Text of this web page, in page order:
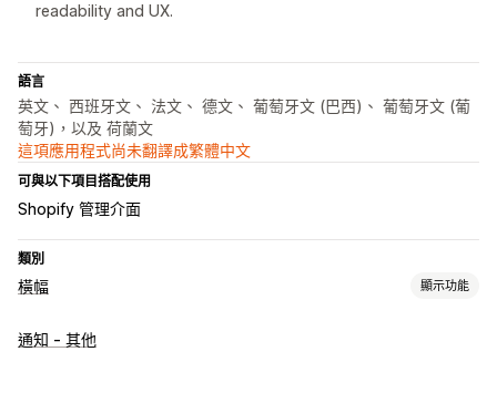
readability and UX.
語言
英文、 西班牙文、 法文、 德文、 葡萄牙文 (巴西)、 葡萄牙文 (葡
萄牙)，以及 荷蘭文
這項應用程式尚未翻譯成繁體中文
可與以下項目搭配使用
Shopify 管理介面
類別
橫幅 顯示功能
橫幅類型
通知 - 其他